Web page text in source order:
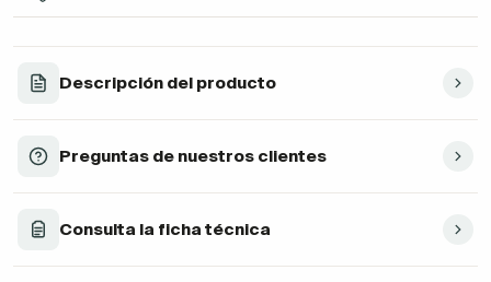
Descripción del producto
Preguntas de nuestros clientes
Consulta la ficha técnica